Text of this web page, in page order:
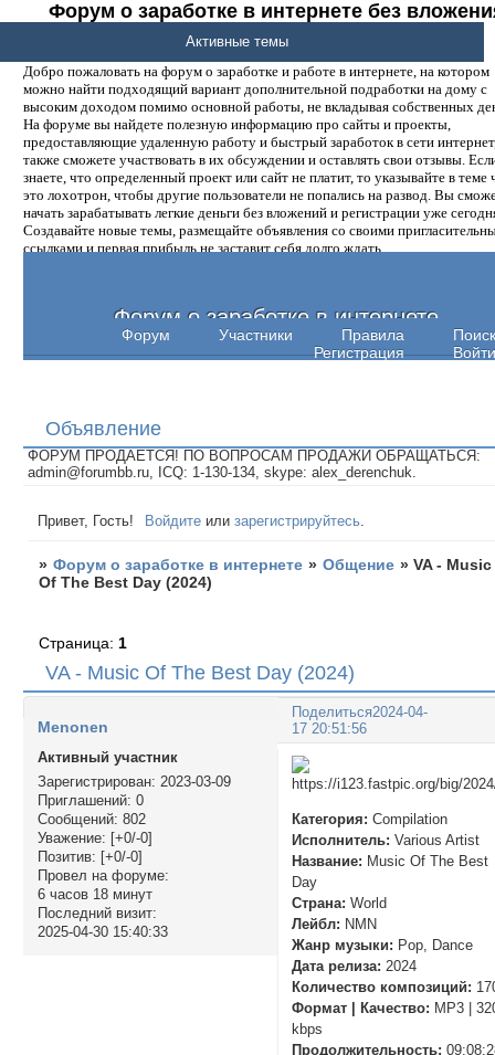
Форум о заработке в интернете без
денег.
Добро пожаловать на форум о заработке и работе в интернете, на котором
можно найти подходящий вариант дополнительной подработки на дому с
высоким доходом помимо основной работы, не вкладывая собственных
На форуме вы найдете полезную информацию про сайты и проекты,
предоставляющие удаленную работу и быстрый заработок в сети
также сможете участвовать в их обсуждении и оставлять свои отзывы.
знаете, что определенный проект или сайт не платит, то указывайте в теме
это лохотрон, чтобы другие пользователи не попались на развод. Вы
начать зарабатывать легкие деньги без вложений и регистрации уже
Создавайте новые темы, размещайте объявления со своими
ссылками и первая прибыль не заставит себя долго ждать.
Форум о заработке в интернете
Форум Участники Правила
Поиск
Регистрация
Войти
Активные темы
Объявление
ФОРУМ ПРОДАЕТСЯ! ПО ВОПРОСАМ ПРОДАЖИ ОБРАЩАТЬСЯ:
admin@forumbb.ru, ICQ: 1-130-134, skype: alex_derenchuk.
Привет, Гость! Войдите илизарегистрируйтесь
» Форум о заработке в интернете » Общение »VA - Music
Of The Best Day (2024)
VA - Music Of The Best Day (2024)
Страница: 1
Поделиться2024-04-
17 20:51:56
Menonen
Активный участник
Зарегистрирован: 2023-03-09
Приглашений: 0
Сообщений: 802
Уважение: [+0/-0]
Позитив: [+0/-0]
Провел на форуме:
6 часов 18 минут
Последний визит:
2025-04-30 15:40:33
Категория: Compilation
Исполнитель: Various Artist
Название: Music Of The Best
Day
Страна: World
Лейбл: NMN
Жанр музыки: Pop, Dance
Дата релиза: 2024
Количество композиций:
Формат | Качество: MP3 |
kbps
Продолжительность: